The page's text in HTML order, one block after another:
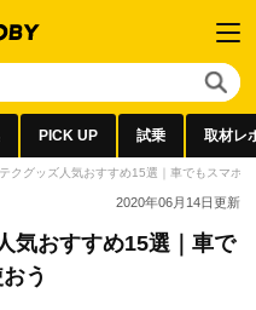
PICK UP 試乗 取材レ
クグッズ人気おすすめ15選｜車でもスマホ
2020年06月14日更新
気おすすめ15選｜車で
う